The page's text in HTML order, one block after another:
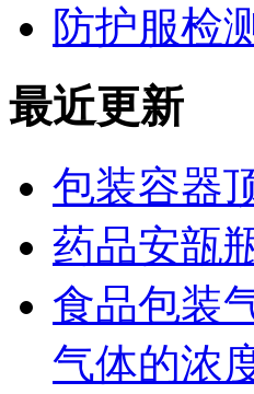
防护服检
最近更新
包装容器
药品安瓿
食品包装
气体的浓